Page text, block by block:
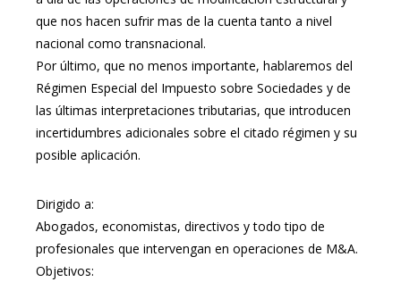
que nos hacen sufrir mas de la cuenta tanto a nivel
nacional como transnacional.
Por último, que no menos importante, hablaremos del
Régimen Especial del Impuesto sobre Sociedades y de
las últimas interpretaciones tributarias, que introducen
incertidumbres adicionales sobre el citado régimen y su
posible aplicación.
Dirigido a:
Abogados, economistas, directivos y todo tipo de
profesionales que intervengan en operaciones de M&A.
Objetivos: